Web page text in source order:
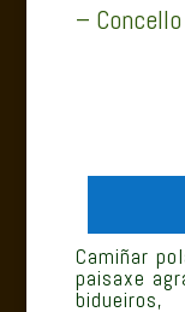
–
Camiñar
paisaxe